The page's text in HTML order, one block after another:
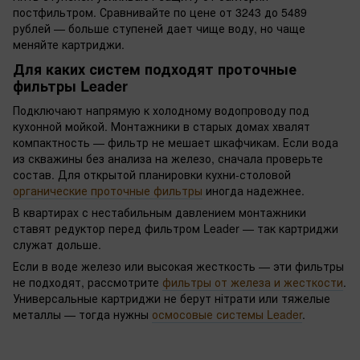
постфильтром. Сравнивайте по цене от 3243 до 5489
рублей — больше ступеней дает чище воду, но чаще
меняйте картриджи.
Для каких систем подходят проточные
фильтры Leader
Подключают напрямую к холодному водопроводу под
кухонной мойкой. Монтажники в старых домах хвалят
компактность — фильтр не мешает шкафчикам. Если вода
из скважины без анализа на железо, сначала проверьте
состав. Для открытой планировки кухни-столовой
органические проточные фильтры иногда надежнее.
В квартирах с нестабильным давлением монтажники
ставят редуктор перед фильтром Leader — так картриджи
служат дольше.
Если в воде железо или высокая жесткость — эти фильтры
не подходят, рассмотрите фильтры от железа и жесткости.
Универсальные картриджи не берут нітрати или тяжелые
металлы — тогда нужны осмосовые системы Leader.